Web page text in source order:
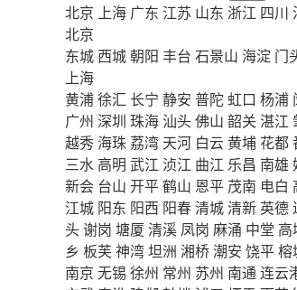
北京 上海 广东 江苏 山东 浙江 四川
北京
东城 西城朝阳 丰台 石景山 海淀 门
上海
黄浦徐汇 长宁 静安 普陀 虹口 杨浦
广州 深圳 珠海 汕头佛山 韶关 湛江
越秀 海珠 荔湾 天河 白云黄埔 花都
三水 高明 武江 浈江 曲江 乐昌 南雄
新会 台山 开平鹤山 恩平 茂南 电白
江城 阳东 阳西 阳春清城清新 英德
头谢岗 塘厦 清溪 凤岗 麻涌 中堂 高
乡 板芙 神湾坦洲 湘桥潮安 饶平榕
南京 无锡 徐州 常州 苏州 南通连云